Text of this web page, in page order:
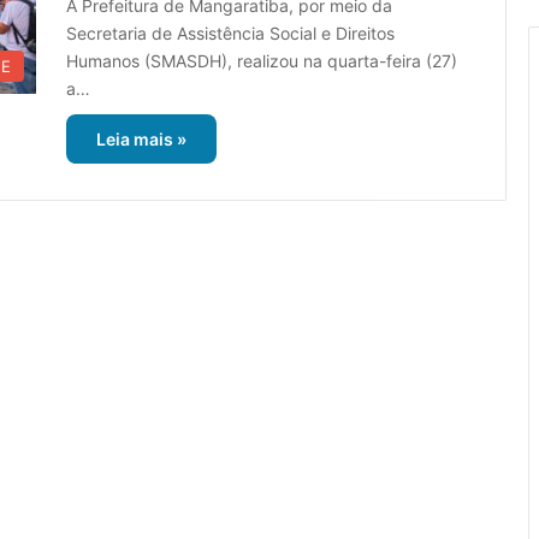
A Prefeitura de Mangaratiba, por meio da
Secretaria de Assistência Social e Direitos
Humanos (SMASDH), realizou na quarta-feira (27)
a…
Leia mais »